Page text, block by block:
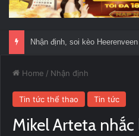
Home / Nhận định
Tin tức thể thao Tin tức
Mikel Arteta